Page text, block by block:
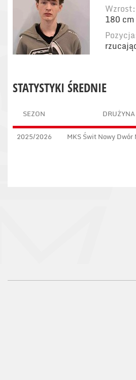
Wzrost:
180 cm
STATYSTYKI ŚREDNIE
SEZON DRUŻYNA
2025/2026 MKS Świt Nowy Dwór